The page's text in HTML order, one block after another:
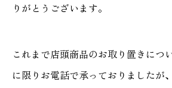
りがとうございます。
これまで店頭商品のお取り置きにつ
に限りお電話で承っておりましたが